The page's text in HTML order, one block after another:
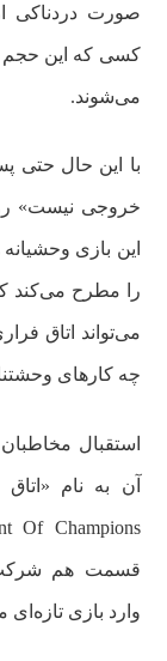
صورت دردناکی
کسی که این حجم
می‌شوند.
با این حال حتی
خروجی نیست»
این بازی
را مطرح می‌کند
می‌تواند اتاق
چه کارهای
استقبال
قسمت هم
وارد بازی